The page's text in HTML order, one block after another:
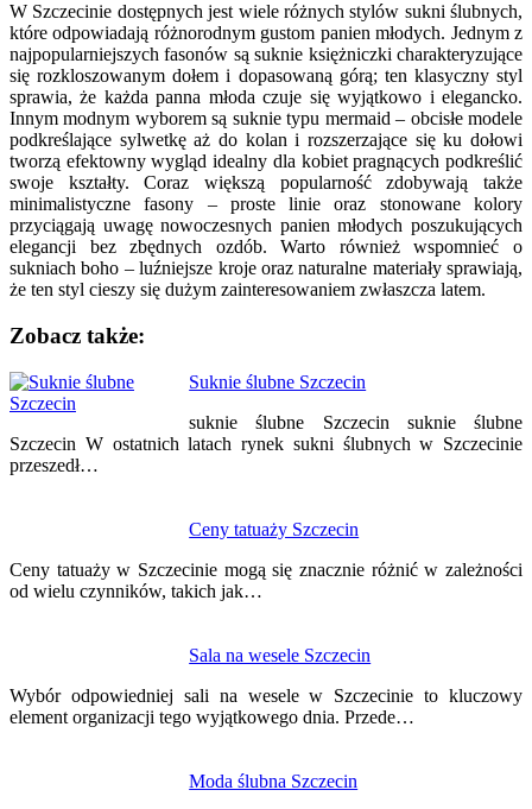
W Szczecinie dostępnych jest wiele różnych stylów sukni ślubnych,
które odpowiadają różnorodnym gustom panien młodych. Jednym z
najpopularniejszych fasonów są suknie księżniczki charakteryzujące
się rozkloszowanym dołem i dopasowaną górą; ten klasyczny styl
sprawia, że każda panna młoda czuje się wyjątkowo i elegancko.
Innym modnym wyborem są suknie typu mermaid – obcisłe modele
podkreślające sylwetkę aż do kolan i rozszerzające się ku dołowi
tworzą efektowny wygląd idealny dla kobiet pragnących podkreślić
swoje kształty. Coraz większą popularność zdobywają także
minimalistyczne fasony – proste linie oraz stonowane kolory
przyciągają uwagę nowoczesnych panien młodych poszukujących
elegancji bez zbędnych ozdób. Warto również wspomnieć o
sukniach boho – luźniejsze kroje oraz naturalne materiały sprawiają,
że ten styl cieszy się dużym zainteresowaniem zwłaszcza latem.
Zobacz także:
Suknie ślubne Szczecin
suknie ślubne Szczecin suknie ślubne
Szczecin W ostatnich latach rynek sukni ślubnych w Szczecinie
przeszedł…
Ceny tatuaży Szczecin
Ceny tatuaży w Szczecinie mogą się znacznie różnić w zależności
od wielu czynników, takich jak…
Sala na wesele Szczecin
Wybór odpowiedniej sali na wesele w Szczecinie to kluczowy
element organizacji tego wyjątkowego dnia. Przede…
Moda ślubna Szczecin
Nawigacja
wpisu